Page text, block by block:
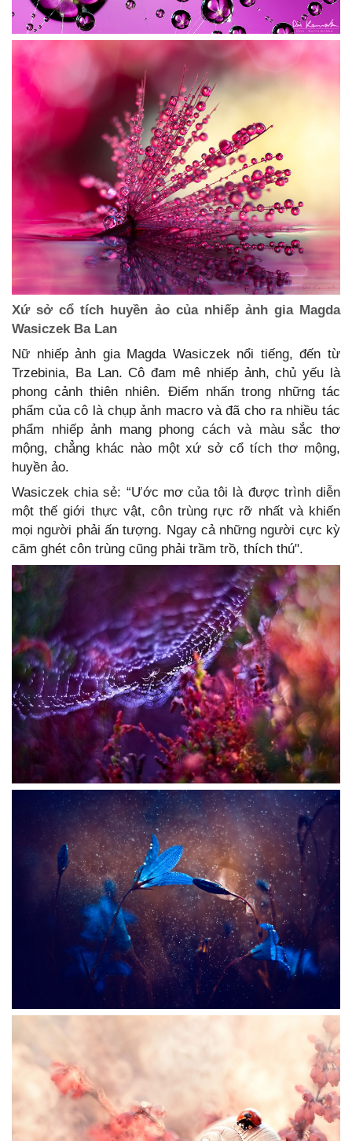
Xứ sở cổ tích huyền ảo của nhiếp ảnh gia Magda
Wasiczek Ba Lan
Nữ nhiếp ảnh gia Magda Wasiczek nổi tiếng, đến từ
Trzebinia, Ba Lan. Cô đam mê nhiếp ảnh, chủ yếu là
phong cảnh thiên nhiên. Điểm nhấn trong những tác
phẩm của cô là chụp ảnh macro và đã cho ra nhiều tác
phẩm nhiếp ảnh mang phong cách và màu sắc thơ
mộng, chẳng khác nào một xứ sở cổ tích thơ mộng,
huyền ảo.
Wasiczek chia sẻ: “Ước mơ của tôi là được trình diễn
một thế giới thực vật, côn trùng rực rỡ nhất và khiến
mọi người phải ấn tượng. Ngay cả những người cực kỳ
căm ghét côn trùng cũng phải trầm trồ, thích thú".